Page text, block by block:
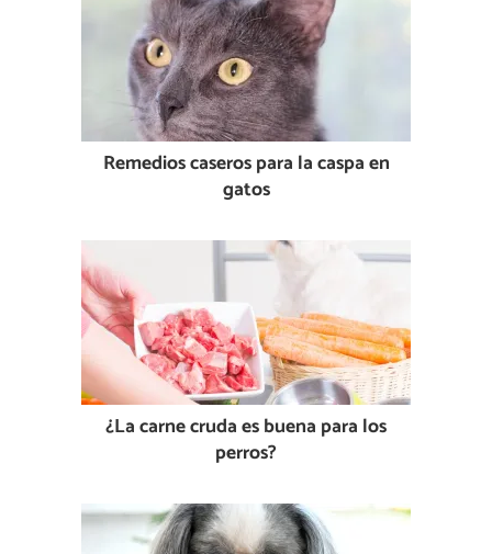
Remedios caseros para la caspa en
gatos
¿La carne cruda es buena para los
perros?